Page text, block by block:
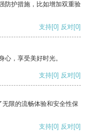
防护措施，比如增加双重验
支持[0] 反对[0]
心，享受美好时光。
支持[0] 反对[0]
限的流畅体验和安全性保
支持[0] 反对[0]